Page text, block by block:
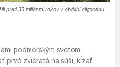
pred 35 miliónmi rokov v období oligocénu.
podmorským svetom
prvé zvieratá na súši, kĺzať